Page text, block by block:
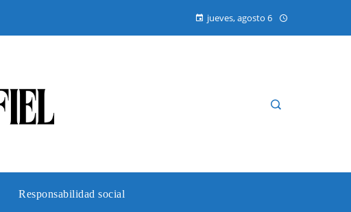
jueves, agosto 6
Responsabilidad social